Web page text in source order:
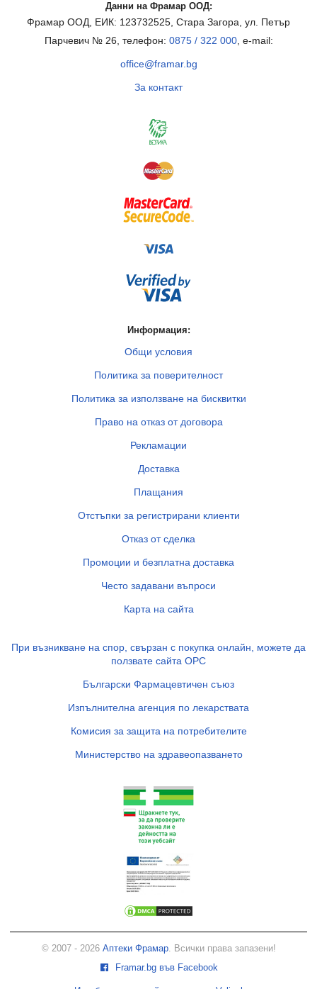
Данни на Фрамар ООД:
Фрамар ООД, ЕИК: 123732525, Стара Загора, ул. Петър
Парчевич № 26, телефон: 0875 / 322 000, e-mail:
office@framar.bg
За контакт
Информация:
Общи условия
Политика за поверителност
Политика за използване на бисквитки
Право на отказ от договора
Рекламации
Доставка
Плащания
Отстъпки за регистрирани клиенти
Отказ от сделка
Промоции и безплатна доставка
Често задавани въпроси
Карта на сайта
При възникване на спор, свързан с покупка онлайн, можете да
ползвате сайта ОРС
Български Фармацевтичен съюз
Изпълнителна агенция по лекарствата
Комисия за защита на потребителите
Министерство на здравеопазването
© 2007 - 2026 Аптеки Фрамар. Всички права запазени!
Framar.bg във Facebook